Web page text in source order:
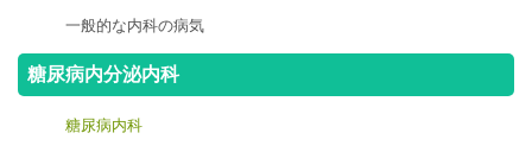
一般的な内科の病気
糖尿病内分泌内科
糖尿病内科